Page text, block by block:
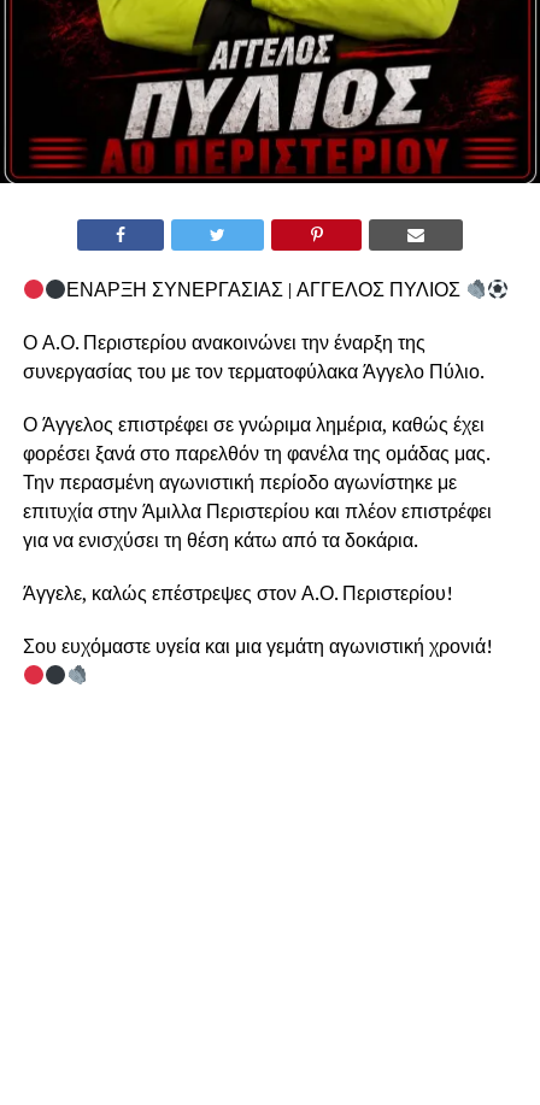
ΕΝΑΡΞΗ ΣΥΝΕΡΓΑΣΙΑΣ | ΑΓΓΕΛΟΣ ΠΥΛΙΟΣ
Ο Α.Ο. Περιστερίου ανακοινώνει την έναρξη της
συνεργασίας του με τον τερματοφύλακα Άγγελο Πύλιο.
Ο Άγγελος επιστρέφει σε γνώριμα λημέρια, καθώς έχει
φορέσει ξανά στο παρελθόν τη φανέλα της ομάδας μας.
Την περασμένη αγωνιστική περίοδο αγωνίστηκε με
επιτυχία στην Άμιλλα Περιστερίου και πλέον επιστρέφει
για να ενισχύσει τη θέση κάτω από τα δοκάρια.
Άγγελε, καλώς επέστρεψες στον Α.Ο. Περιστερίου!
Σου ευχόμαστε υγεία και μια γεμάτη αγωνιστική χρονιά!